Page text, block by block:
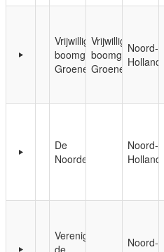
Vrijwilligers
boomgaard
Groenewoud
Vrijwilligers
boomgaard
Groenewoud
Noord-
Holland
De
Noorderhoeve
Noord-
Holland
Vereniging
de
Noord-